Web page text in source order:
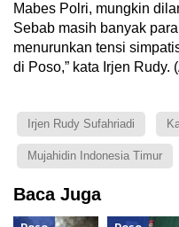
Mabes Polri, mungkin
Sebab masih banyak
menurunkan tensi
di Poso,” kata Irjen Rudy.
Irjen Rudy Sufahriadi
Mujahidin Indonesia Timur
Baca Juga